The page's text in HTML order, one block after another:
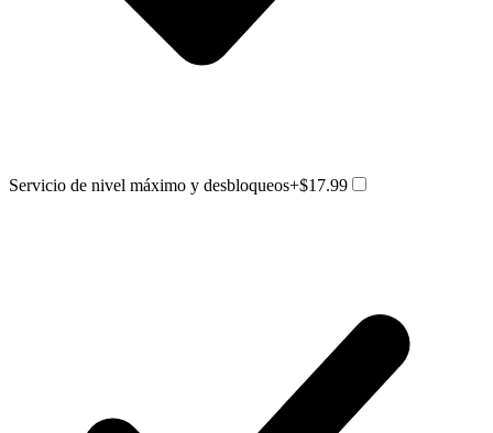
Servicio de nivel máximo y desbloqueos+$17.99